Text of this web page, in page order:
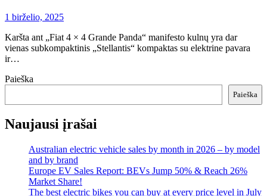
1 birželio, 2025
Karšta ant „Fiat 4 × 4 Grande Panda“ manifesto kulnų yra dar
vienas subkompaktinis „Stellantis“ kompaktas su elektrine pavara
ir…
Paieška
Paieška
Naujausi įrašai
Australian electric vehicle sales by month in 2026 – by model
and by brand
Europe EV Sales Report: BEVs Jump 50% & Reach 26%
Market Share!
The best electric bikes you can buy at every price level in July